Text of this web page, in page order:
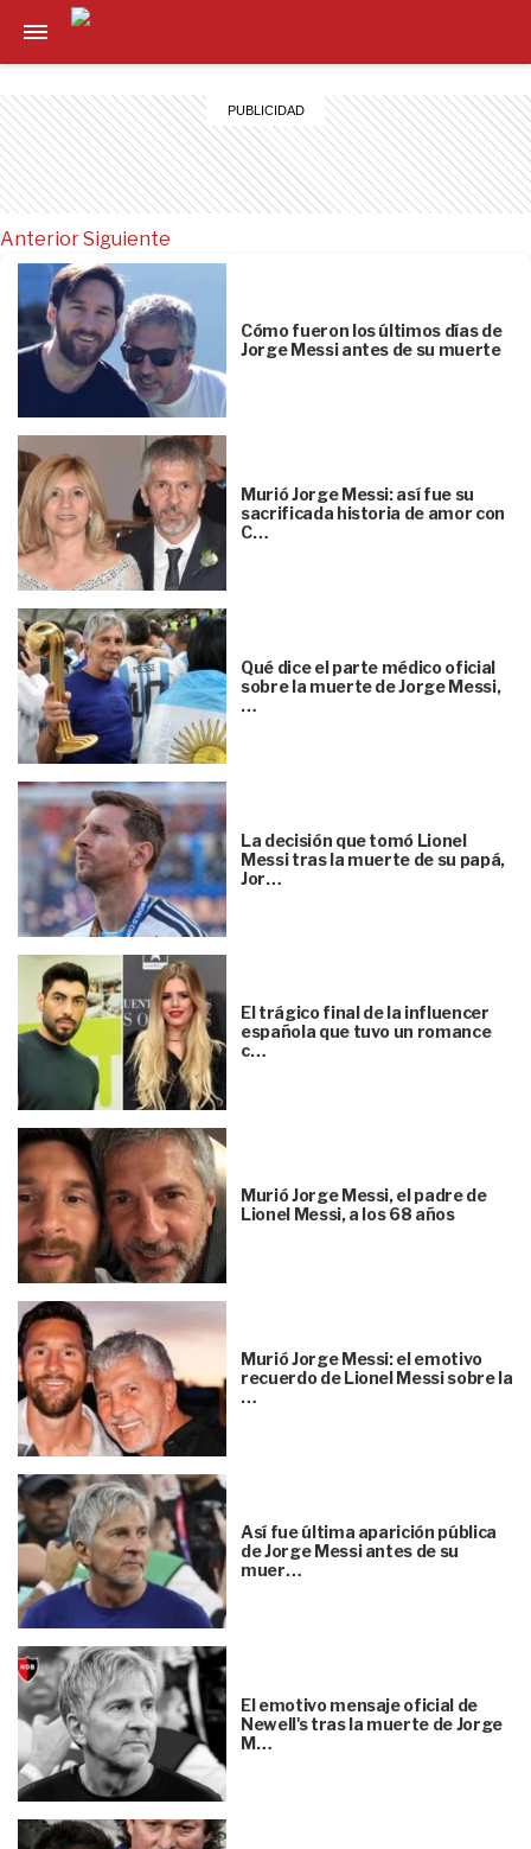
Anterior
Cómo fueron los últimos días de
Jorge Messi antes de su muerte
Murió Jorge Messi: así fue su
sacrificada historia de amor con
C…
Qué dice el parte médico oficial
sobre la muerte de Jorge Messi,
…
La decisión que tomó Lionel
Messi tras la muerte de su papá,
Jor…
El trágico final de la influencer
española que tuvo un romance
c…
Murió Jorge Messi, el padre de
Lionel Messi, a los 68 años
Murió Jorge Messi: el emotivo
recuerdo de Lionel Messi sobre la
…
Así fue última aparición pública
de Jorge Messi antes de su
muer…
El emotivo mensaje oficial de
Newell's tras la muerte de Jorge
M…
Siguiente